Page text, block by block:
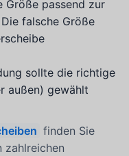
Größe passend zur
falsche Größe
sollte die richtige
außen) gewählt
finden Sie
zahlreichen